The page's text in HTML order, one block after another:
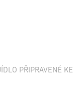
PŘIPRAVENÉ KE